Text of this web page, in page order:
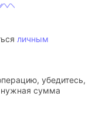
личным
убедитесь,
нужная сумма